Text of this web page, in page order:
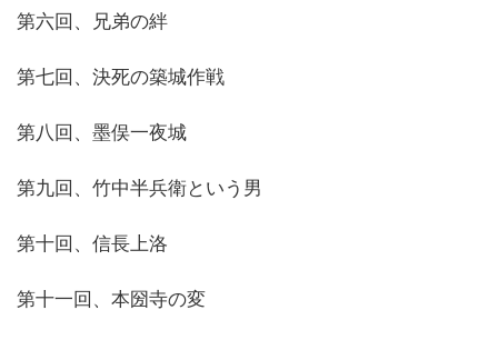
第六回、兄弟の絆
第七回、決死の築城作戦
第八回、墨俣一夜城
第九回、竹中半兵衛という男
第十回、信長上洛
第十一回、本圀寺の変